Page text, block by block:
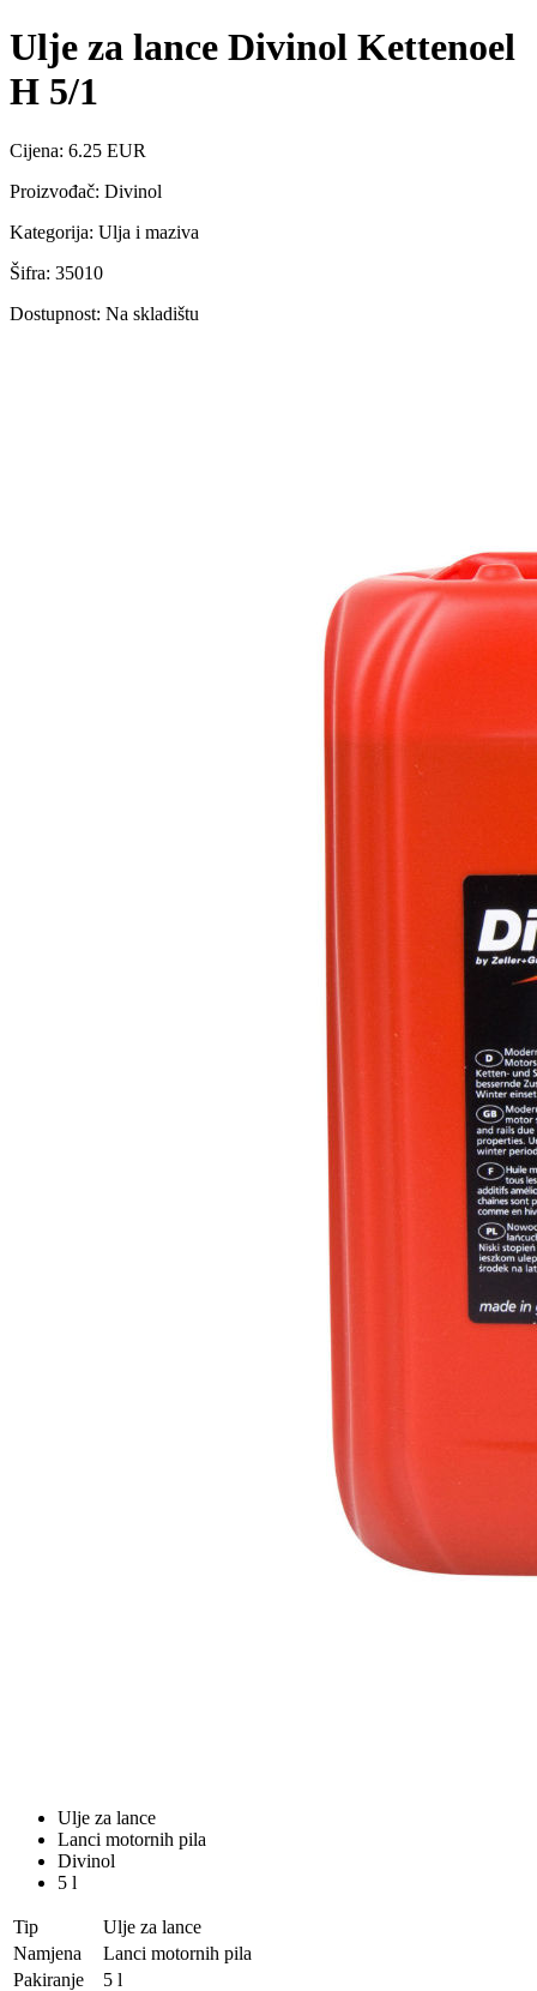
Ulje za lance Divinol Kettenoel
H 5/1
Cijena: 6.25 EUR
Proizvođač: Divinol
Kategorija: Ulja i maziva
Šifra: 35010
Dostupnost: Na skladištu
Ulje za lance
Lanci motornih pila
Divinol
5 l
Tip
Ulje za lance
Namjena
Lanci motornih pila
Pakiranje
5 l